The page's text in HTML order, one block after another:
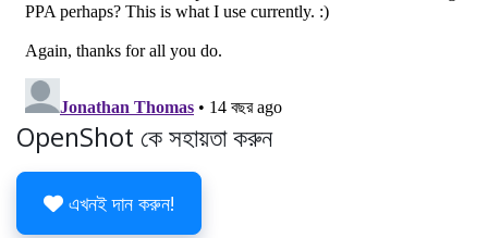
OpenShot কে সহায়তা করুন
এখনই দান করুন!